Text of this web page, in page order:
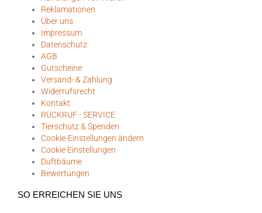
Reklamationen
Über uns
Impressum
Datenschutz
AGB
Gutscheine
Versand- & Zahlung
Widerrufsrecht
Kontakt
RÜCKRUF - SERVICE
Tierschutz & Spenden
Cookie-Einstellungen ändern
Cookie Einstellungen
Duftbäume
Bewertungen
SO ERREICHEN SIE UNS